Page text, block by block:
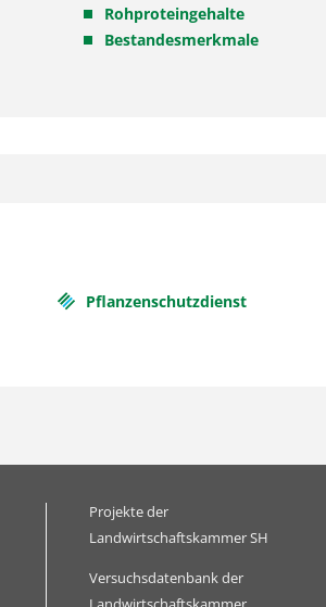
Rohproteingehalte
Bestandesmerkmale
Pflanzenschutzdienst
Projekte der
Landwirtschaftskammer SH
Versuchsdatenbank der